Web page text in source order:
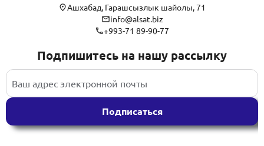
Ашхабад, Гарашсызлык шайолы, 71
info@alsat.biz
+993-71 89-90-77
Подпишитесь на нашу рассылку
Подписаться